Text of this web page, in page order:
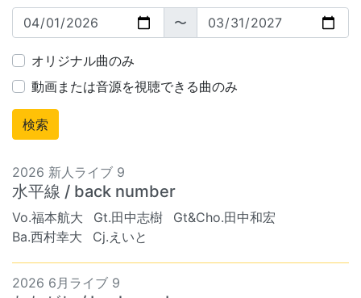
〜
オリジナル曲のみ
動画または音源を視聴できる曲のみ
2026 新人ライブ 9
水平線 / back number
Vo.福本航大 Gt.田中志樹
Gt&Cho.田中和宏
Ba.西村幸大
Cj.えいと
2026 6月ライブ 9